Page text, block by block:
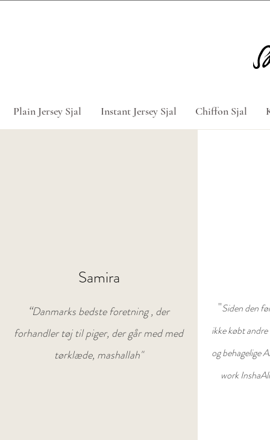
Plain Jersey Sjal Instant Jersey Sjal Chiffon Sjal
Samira
“Danmarks bedste foretning , der
forhandler tøj til piger, der går med med
tørklæde, mashallah"
"Siden den
ikke købt
og behagelige
work